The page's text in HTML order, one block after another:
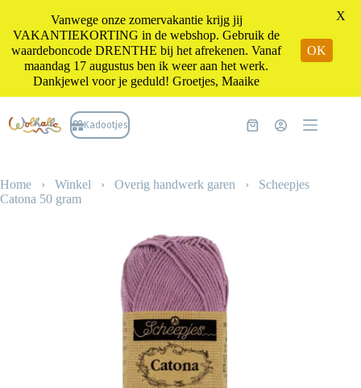
naar
de
Kadootjes Winkelwagen
Home › Winkel › Overig handwerk garen › Scheepjes
Catona 50 gram
Vanwege onze zomervakantie krijg jij
VAKANTIEKORTING in de webshop. Gebruik de
waardeboncode DRENTHE bij het afrekenen. Vanaf
maandag 17 augustus ben ik weer aan het werk.
Dankjewel voor je geduld! Groetjes, Maaike
OK
X